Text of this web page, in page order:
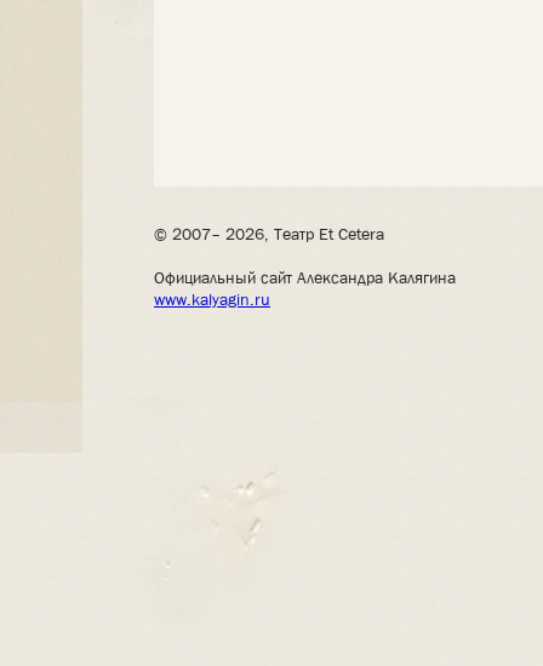
© 2007– 2026, Театр Et Cetera
Официальный сайт Александра Калягина
www.kalyagin.ru